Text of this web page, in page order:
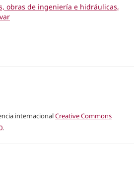
obras de ingeniería e hidráulicas,
internacionalCreative Commons
.